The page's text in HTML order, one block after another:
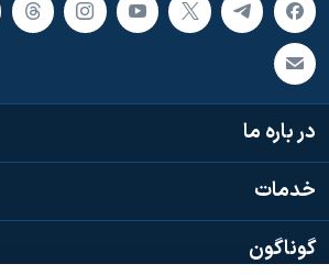
در باره ما
خدمات
گوناگون